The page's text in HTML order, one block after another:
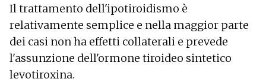
Battito cardiaco rallentato
Pelle secca
Debolezza muscolare
Stanchezza
Pressione sanguigna elevata
Allargamento del cuore
Il trattamento dell'ipotiroidismo è
relativamente semplice e nella maggior parte
dei casi non ha effetti collaterali e prevede
l'assunzione dell'ormone tiroideo sintetico
levotiroxina.